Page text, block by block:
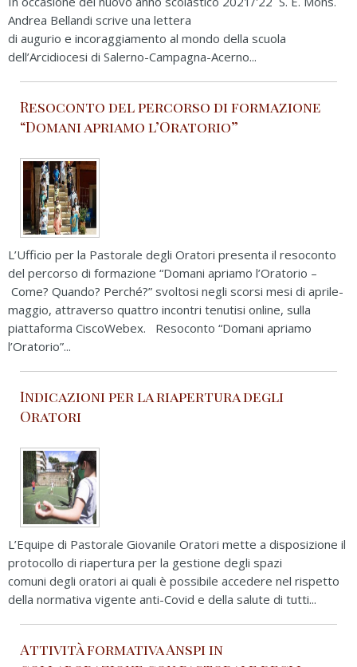
Andrea Bellandi scrive una lettera
di augurio e incoraggiamento al mondo della scuola
dell’Arcidiocesi di Salerno-Campagna-Acerno...
Resoconto del percorso di formazione
“Domani apriamo l’Oratorio”
L’Ufficio per la Pastorale degli Oratori presenta il resoconto
del percorso di formazione “Domani apriamo l’Oratorio –
Come? Quando? Perché?” svoltosi negli scorsi mesi di aprile-
maggio, attraverso quattro incontri tenutisi online, sulla
piattaforma CiscoWebex. Resoconto “Domani apriamo
l’Oratorio”...
Indicazioni per la riapertura degli
Oratori
L’Equipe di Pastorale Giovanile Oratori mette a disposizione il
protocollo di riapertura per la gestione degli spazi
comuni degli oratori ai quali è possibile accedere nel rispetto
della normativa vigente anti-Covid e della salute di tutti...
Attività formativa Anspi in